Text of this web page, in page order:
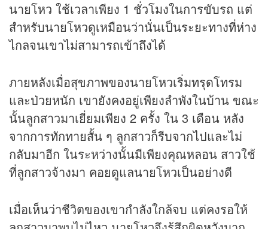
นายโหว ใช้เวลาเพียง 1 ชั่วโมงในการขับรถ แต่
สำหรับนายโหวดูเหมือนว่านั่นเป็นระยะทางที่ห่าง
ไกลจนเขาไม่สามารถเข้าถึงได้
ภายหลังเมื่อสุขภาพของนายโหวเริ่มทรุดโทรม
และป่วยหนัก เขายังคงอยู่เพียงลำพังในบ้าน ขณะ
นั้นลูกสาวมาเยี่ยมเพียง 2 ครั้ง ใน 3 เดือน หลัง
จากการทักทายสั้น ๆ ลูกสาวก็รีบจากไปและไม่
กลับมาอีก ในระหว่างนั้นมีเพียงคุณหลอน สาวใช้
ที่ลูกสาวจ้างมา คอยดูแลนายโหวเป็นอย่างดี
เมื่อเห็นว่าชีวิตของเขากำลังใกล้จบ แต่คงรอให้